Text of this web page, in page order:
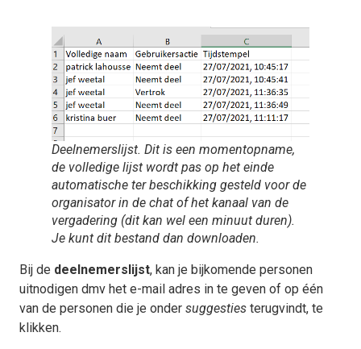
Deelnemerslijst. Dit is een momentopname,
de volledige lijst wordt pas op het einde
automatische ter beschikking gesteld voor de
organisator in de chat of het kanaal van de
vergadering (dit kan wel een minuut duren).
Je kunt dit bestand dan downloaden.
Bij de deelnemerslijst, kan je bijkomende personen
uitnodigen dmv het e-mail adres in te geven of op één
van de personen die je onder suggesties terugvindt, te
klikken.